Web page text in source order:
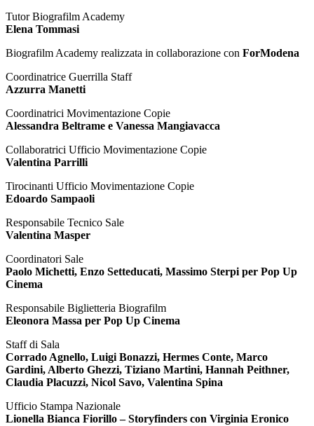
Tutor Biografilm Academy
Elena Tommasi
Biografilm Academy realizzata in collaborazione con ForModena
Coordinatrice Guerrilla Staff
Azzurra Manetti
Coordinatrici Movimentazione Copie
Alessandra Beltrame e Vanessa Mangiavacca
Collaboratrici Ufficio Movimentazione Copie
Valentina Parrilli
Tirocinanti Ufficio Movimentazione Copie
Edoardo Sampaoli
Responsabile Tecnico Sale
Valentina Masper
Coordinatori Sale
Paolo Michetti, Enzo Setteducati, Massimo Sterpi per Pop Up
Cinema
Responsabile Biglietteria Biografilm
Eleonora Massa per Pop Up Cinema
Staff di Sala
Corrado Agnello, Luigi Bonazzi, Hermes Conte, Marco
Gardini, Alberto Ghezzi, Tiziano Martini, Hannah Peithner,
Claudia Placuzzi, Nicol Savo, Valentina Spina
Ufficio Stampa Nazionale
Lionella Bianca Fiorillo – Storyfinders con Virginia Eronico